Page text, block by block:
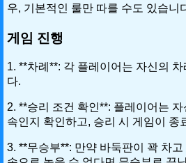
우, 기본적인 룰만 따를 수도 있습니
게임 진행
1. **차례**: 각 플레이어는 자신의
다.
2. **승리 조건 확인**: 플레이어는
속인지 확인하고, 승리 시 게임이 종
3. **무승부**: 만약 바둑판이 꽉 차